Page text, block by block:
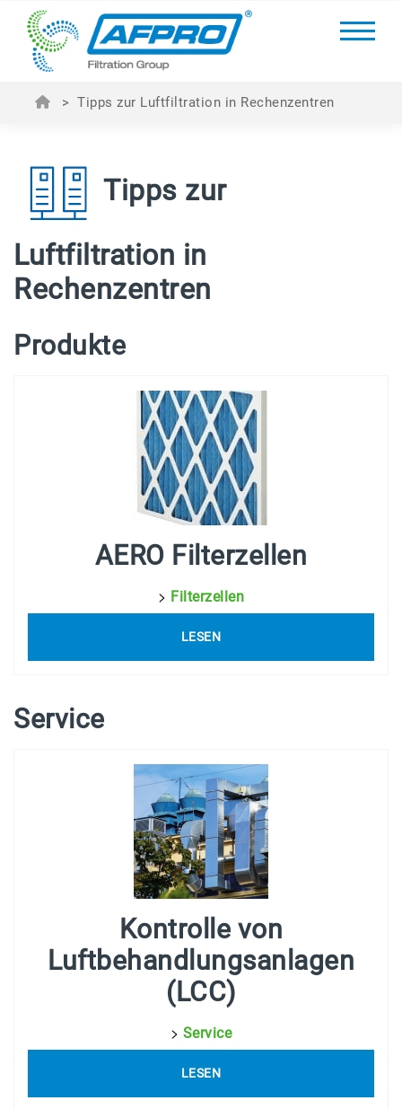
> Tipps zur Luftfiltration in Rechenzentren
Tipps zur
Luftfiltration in
Rechenzentren
Produkte
AERO Filterzellen
> Filterzellen
LESEN
Service
Kontrolle von
Luftbehandlungsanlagen
(LCC)
> Service
LESEN